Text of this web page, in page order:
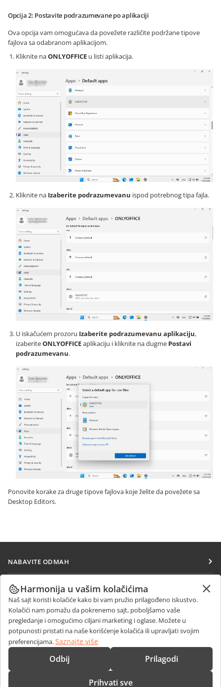
Opcija 2: Postavite podrazumevane po aplikaciji
Ova opcija vam omogućava da povežete različite podržane tipove
fajlova sa odabranom aplikacijom.
Kliknite naONLYOFFICE u listi aplikacija.
Kliknite na Izaberite podrazumevanu ispod potrebnog tipa fajla.
U iskačućem prozoru Izaberite podrazumevanu aplikaciju,
izaberiteONLYOFFICEaplikaciju i kliknite na dugme Postavi
podrazumevanu.
Ponovite korake za druge tipove fajlova koje želite da povežete sa
Desktop Editors.
NABAVITE ODMAH
Docs
DocSpace
Workspace
Konektori
Desktop aplikacije
Mobilne aplikacije
SARAĐUJTE
Za doprinosioce
Za prevodioce
Za influensere
Slobodna radna mesta
PRIMAJTE VESTI
Blog
DOBIJTE POMOĆ
Forum
KONTAKTIRAJTE NAS
Pitanja o prodaji
sales@onlyoffice.com
Harmonija u vašim kolačićima
Naš sajt koristi kolačiće kako bi vam pružio prilagođeno iskustvo.
Kolačići nam pomažu da pokrenemo sajt, poboljšamo vaše
pregledanje i omogućimo ciljani marketing i oglase. Možete u
potpunosti pristati na naše korišćenje kolačića ili upravljati svojim
preferencijama.Saznajte više
Odbij Prilagodi
Prihvati sve